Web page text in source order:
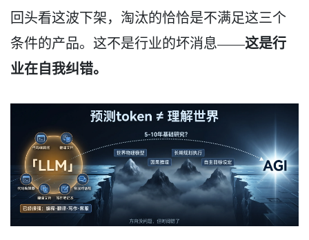
回头看这波下架，淘汰的恰恰是不满足这三个
条件的产品。这不是行业的坏消息——这是行
业在自我纠错。